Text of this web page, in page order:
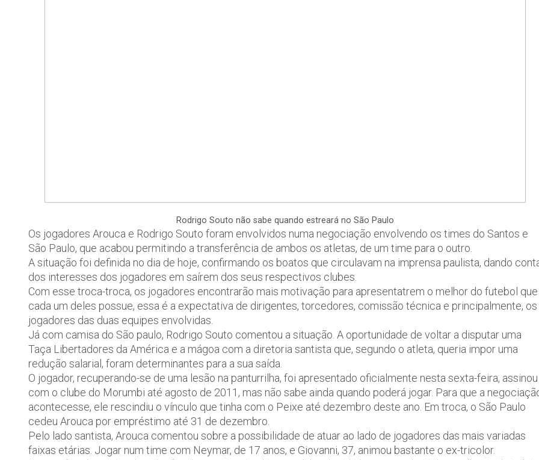
Rodrigo Souto não sabe quando estreará no São Paulo
Os jogadores Arouca e Rodrigo Souto foram envolvidos numa negociação envolvendo os times do Santos e
São Paulo, que acabou permitindo a transferência de ambos os atletas, de um time para o outro.
A situação foi definida no dia de hoje, confirmando os boatos que circulavam na imprensa paulista, dando
dos interesses dos jogadores em saírem dos seus respectivos clubes.
Com esse troca-troca, os jogadores encontrarão mais motivação para apresentatrem o melhor do futebol que
cada um deles possue, essa é a expectativa de dirigentes, torcedores, comissão técnica e principalmente, os
jogadores das duas equipes envolvidas.
Já com camisa do São paulo, Rodrigo Souto comentou a situação. A oportunidade de voltar a disputar uma
Taça Libertadores da América e a mágoa com a diretoria santista que, segundo o atleta, queria impor uma
redução salarial, foram determinantes para a sua saída.
O jogador, recuperando-se de uma lesão na panturrilha, foi apresentado oficialmente nesta sexta-feira, assinou
com o clube do Morumbi até agosto de 2011, mas não sabe ainda quando poderá jogar. Para que a
acontecesse, ele rescindiu o vínculo que tinha com o Peixe até dezembro deste ano. Em troca, o São Paulo
cedeu Arouca por empréstimo até 31 de dezembro.
Pelo lado santista, Arouca comentou sobre a possibilidade de atuar ao lado de jogadores das mais variadas
faixas etárias. Jogar num time com Neymar, de 17 anos, e Giovanni, 37, animou bastante o ex-tricolor.